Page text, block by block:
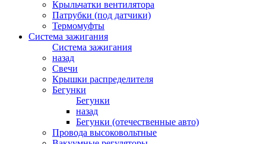
Крыльчатки вентилятора
Патрубки (под датчики)
Термомуфты
Система зажигания
Система зажигания
назад
Свечи
Крышки распределителя
Бегунки
Бегунки
назад
Бегунки (отечественные авто)
Провода высоковольтные